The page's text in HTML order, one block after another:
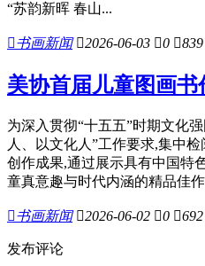
“苏韵新晖 春山...
书画新闻 2026-06-03 0 839
美协首届儿童图画书
为深入贯彻“十五五”时期文化
人、以文化人”工作要求,集中
创作成果,通过展示具有中国特
童真意趣与时代内涵的精品佳
书画新闻 2026-06-02 0 692
发布评论